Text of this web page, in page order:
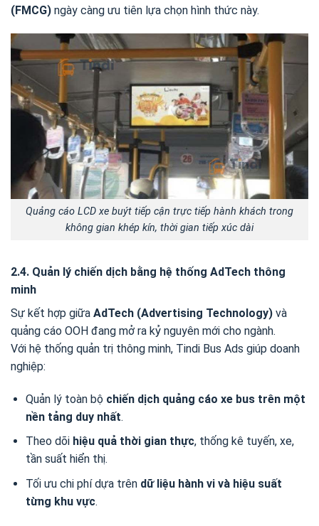
(FMCG) ngày càng ưu tiên lựa chọn hình thức này.
Quảng cáo LCD xe buýt tiếp cận trực tiếp hành khách trong
không gian khép kín, thời gian tiếp xúc dài
2.4. Quản lý chiến dịch bằng hệ thống AdTech thông
minh
Sự kết hợp giữa AdTech (Advertising Technology) và
quảng cáo OOH đang mở ra kỷ nguyên mới cho ngành.
Với hệ thống quản trị thông minh, Tindi Bus Ads giúp doanh
nghiệp:
Quản lý toàn bộ chiến dịch quảng cáo xe bus trên một
nền tảng duy nhất.
Theo dõi hiệu quả thời gian thực, thống kê tuyến, xe,
tần suất hiển thị.
Tối ưu chi phí dựa trên dữ liệu hành vi và hiệu suất
từng khu vực.